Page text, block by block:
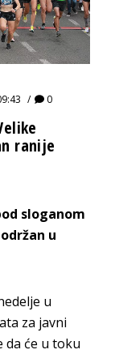
0
ranije
sloganom
u
u
za javni
da će u toku